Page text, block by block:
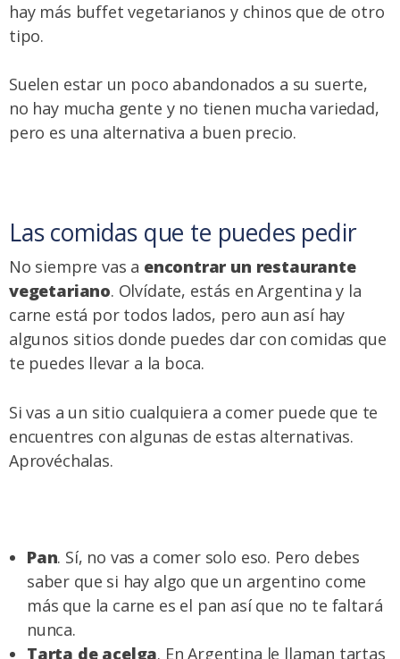
hay más buffet vegetarianos y chinos que de otro
tipo.
Suelen estar un poco abandonados a su suerte,
no hay mucha gente y no tienen mucha variedad,
pero es una alternativa a buen precio.
Las comidas que te puedes pedir
No siempre vas a encontrar un restaurante
vegetariano. Olvídate, estás en Argentina y la
carne está por todos lados, pero aun así hay
algunos sitios donde puedes dar con comidas que
te puedes llevar a la boca.
Si vas a un sitio cualquiera a comer puede que te
encuentres con algunas de estas alternativas.
Aprovéchalas.
Pan. Sí, no vas a comer solo eso. Pero debes
saber que si hay algo que un argentino come
más que la carne es el pan así que no te faltará
nunca.
Tarta de acelga. En Argentina le llaman tartas